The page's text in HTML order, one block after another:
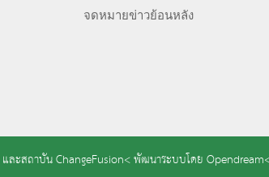
จดหมายข่าวย้อนหลัง
และสถาบัน ChangeFusion<พัฒนาระบบโดย